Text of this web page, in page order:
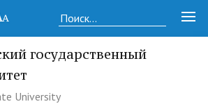
государственный
University